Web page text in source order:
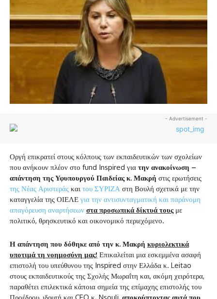
- Advertisement -
Οργή επικρατεί στους κόλπους των εκπαιδευτικών των σχολείων
που ανήκουν πλέον στο fund Inspired για την ανακοίνωση –
απάντηση της Υφυπουργού Παιδείας κ. Μακρή στις ερωτήσεις
της Νέας Αριστεράς και του ΣΥΡΙΖΑ στη Βουλή σχετικά με την
καταγγελία της ΟΙΕΛΕ για την αντισυνταγματική και παράνομη
απαγόρευση αναρτήσεων στα προσωπικά δίκτυά τους με
πολιτικό, θρησκευτικό και οικονομικό περιεχόμενο.
Η απάντηση που δόθηκε από την κ. Μακρή κυριολεκτικά
υποτιμά τη νοημοσύνη μας! Επικαλείται μια εσκεμμένα ασαφή
επιστολή του υπεύθυνου της Inspired στην Ελλάδα κ. Leitao
στους εκπαιδευτικούς της Σχολής Μωραΐτη και, ακόμη χειρότερα,
παραθέτει επιλεκτικά κάποια σημεία της επίμαχης επιστολής του